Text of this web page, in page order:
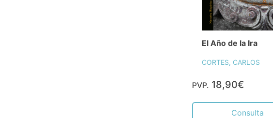
El Año de la Ira
CORTES, CARLOS
PVP. 18,90€
Consulta